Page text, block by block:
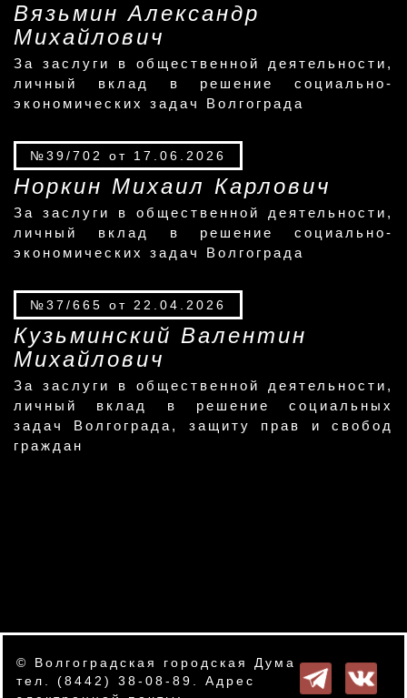
Вязьмин Александр
Михайлович
За заслуги в общественной деятельности,
личный вклад в решение социально-
экономических задач Волгограда
№39/702 от 17.06.2026
Норкин Михаил Карлович
За заслуги в общественной деятельности,
личный вклад в решение социально-
экономических задач Волгограда
№37/665 от 22.04.2026
Кузьминский Валентин
Михайлович
За заслуги в общественной деятельности,
личный вклад в решение социальных
задач Волгограда, защиту прав и свобод
граждан
© Волгоградская городская Дума
тел. (8442) 38-08-89. Адрес